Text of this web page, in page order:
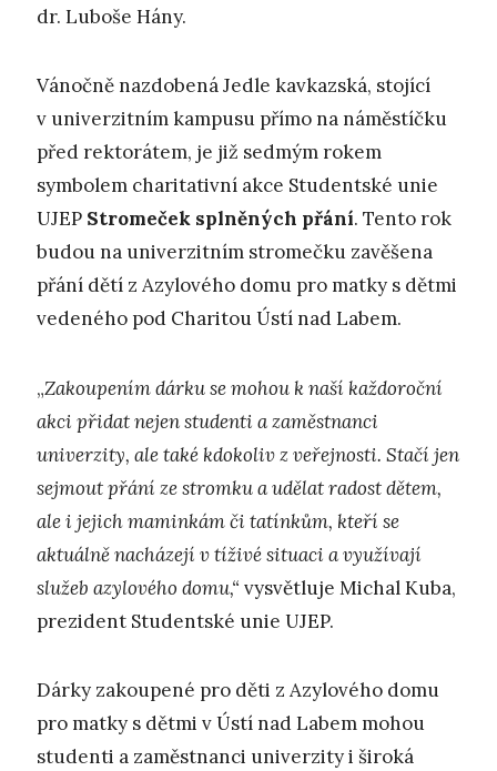
dr. Luboše Hány.
Vánočně nazdobená Jedle kavkazská, stojící
v univerzitním kampusu přímo na náměstíčku
před rektorátem, je již sedmým rokem
symbolem charitativní akce Studentské unie
UJEP Stromeček splněných přání. Tento rok
budou na univerzitním stromečku zavěšena
přání dětí z Azylového domu pro matky s dětmi
vedeného pod Charitou Ústí nad Labem.
„Zakoupením dárku se mohou k naší každoroční
akci přidat nejen studenti a zaměstnanci
univerzity, ale také kdokoliv z veřejnosti. Stačí jen
sejmout přání ze stromku a udělat radost dětem,
ale i jejich maminkám či tatínkům, kteří se
aktuálně nacházejí v tíživé situaci a využívají
služeb azylového domu,“ vysvětluje Michal Kuba,
prezident Studentské unie UJEP.
Dárky zakoupené pro děti z Azylového domu
pro matky s dětmi v Ústí nad Labem mohou
studenti a zaměstnanci univerzity i široká